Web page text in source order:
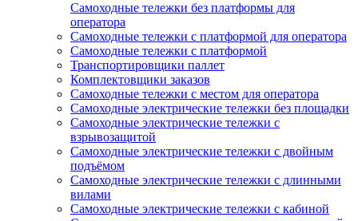
Самоходные тележки без платформы для
оператора
Самоходные тележки с платформой для оператора
Самоходные тележки с платформой
Транспортировщики паллет
Комплектовщики заказов
Самоходные тележки с местом для оператора
Самоходные электрические тележки без площадки
Самоходные электрические тележки с
взрывозащитой
Самоходные электрические тележки с двойным
подъёмом
Самоходные электрические тележки с длинными
вилами
Самоходные электрические тележки с кабиной